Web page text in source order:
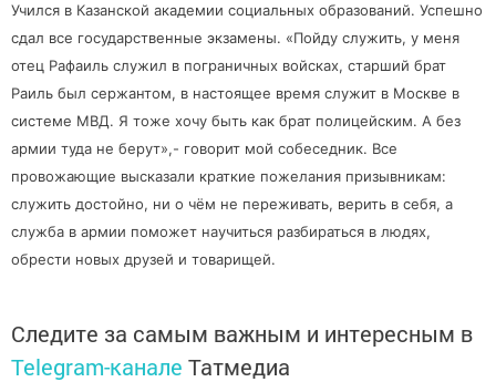
Учился в Казанской академии социальных образований. Успешно
сдал все государственные экзамены. «Пойду служить, у меня
отец Рафаиль служил в пограничных войсках, старший брат
Раиль был сержантом, в настоящее время служит в Москве в
системе МВД. Я тоже хочу быть как брат полицейским. А без
армии туда не берут»,- говорит мой собеседник. Все
провожающие высказали краткие пожелания призывникам:
служить достойно, ни о чём не переживать, верить в себя, а
служба в армии поможет научиться разбираться в людях,
обрести новых друзей и товарищей.
Следите за самым важным и интересным в
Telegram-канале Татмедиа